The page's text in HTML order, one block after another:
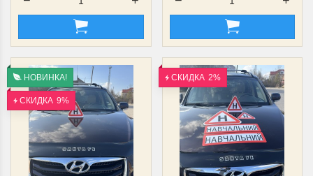
НОВИНКА!
СКИДКА 9%
СКИДКА 2%